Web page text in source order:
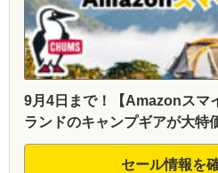
9月4日まで！【Amazonスマ
ランドのキャンプギアが大特
セール情報を